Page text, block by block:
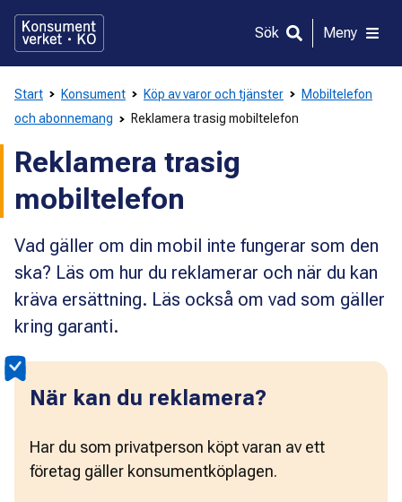
direkt
innehållet
Sök Meny
Start Konsument Köp av varor och tjänster
Mobiltelefon
och abonnemang
Reklamera trasig mobiltelefon
Reklamera trasig
mobiltelefon
Vad gäller om din mobil inte fungerar som den
ska? Läs om hur du reklamerar och när du kan
kräva ersättning. Läs också om vad som gäller
kring garanti.
När kan du reklamera?
Har du som privatperson köpt varan av ett
företag gäller konsumentköplagen.